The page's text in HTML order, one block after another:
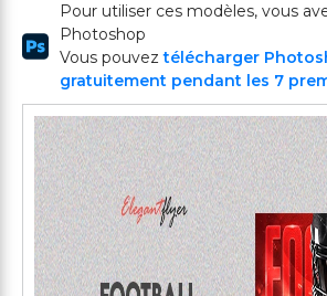
Pour utiliser ces modèles, vous
Photoshop
Vous pouveztélécharger
gratuitement pendant les 7